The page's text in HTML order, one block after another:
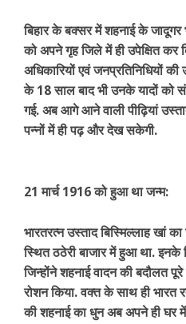
बिहार के बक्सर में शहनाई के जादूगर
को अपने गृह जिले में ही उपेक्षित कर
अधिकारियों एवं जनप्रतिनिधियों
के 18 साल बाद भी उनके यादों को
गई. अब आगे आने वाली पीढ़ियां
पन्नों में ही पढ़ और देख सकेगी.
21 मार्च 1916 को हुआ था जन्म:
भारतरत्न उस्ताद बिस्मिल्लाह खां
स्थित ठठेरी बाजार में हुआ था. इनके
जिन्होंने शहनाई वादन की बदौलत
रोशन किया. वक्त के साथ ही भारत
की शहनाई का धुन अब अपने ही घर में